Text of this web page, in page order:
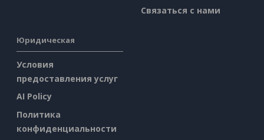
Связаться с нами
Юридическая
Условия
предоставления услуг
AI Policy
Политика
конфиденциальности